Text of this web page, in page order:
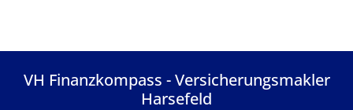
VH Finanzkompass - Versicherungsmakler
Harsefeld